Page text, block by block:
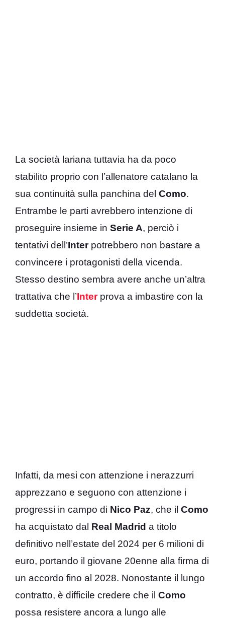
La società lariana tuttavia ha da poco
stabilito proprio con l’allenatore catalano la
sua continuità sulla panchina del Como.
Entrambe le parti avrebbero intenzione di
proseguire insieme in Serie A, perciò i
tentativi dell’Interpotrebbero non bastare a
convincere i protagonisti della vicenda.
Stesso destino sembra avere anche un’altra
trattativa che l’Interprova a imbastire con la
suddetta società.
Infatti, da mesi con attenzione i nerazzurri
apprezzano e seguono con attenzione i
progressi in campo di Nico Paz, che il Como
ha acquistato dal Real Madrid a titolo
definitivo nell’estate del 2024 per 6 milioni di
euro, portando il giovane 20enne alla firma di
un accordo fino al 2028. Nonostante il lungo
contratto, è difficile credere che il Como
possa resistere ancora a lungo alle